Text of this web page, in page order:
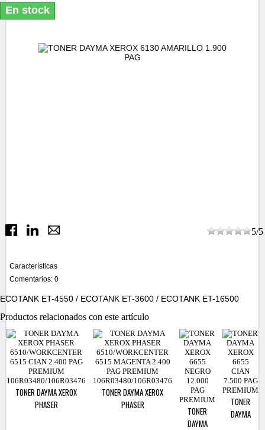
En stock
5/5
Características
Comentarios: 0
ECOTANK ET-4550 / ECOTANK ET-3600 / ECOTANK ET-16500
Productos relacionados con este artículo
TONER DAYMA XEROX
PHASER
TONER DAYMA XEROX
PHASER
TONER
DAYMA
TONER
DAYMA